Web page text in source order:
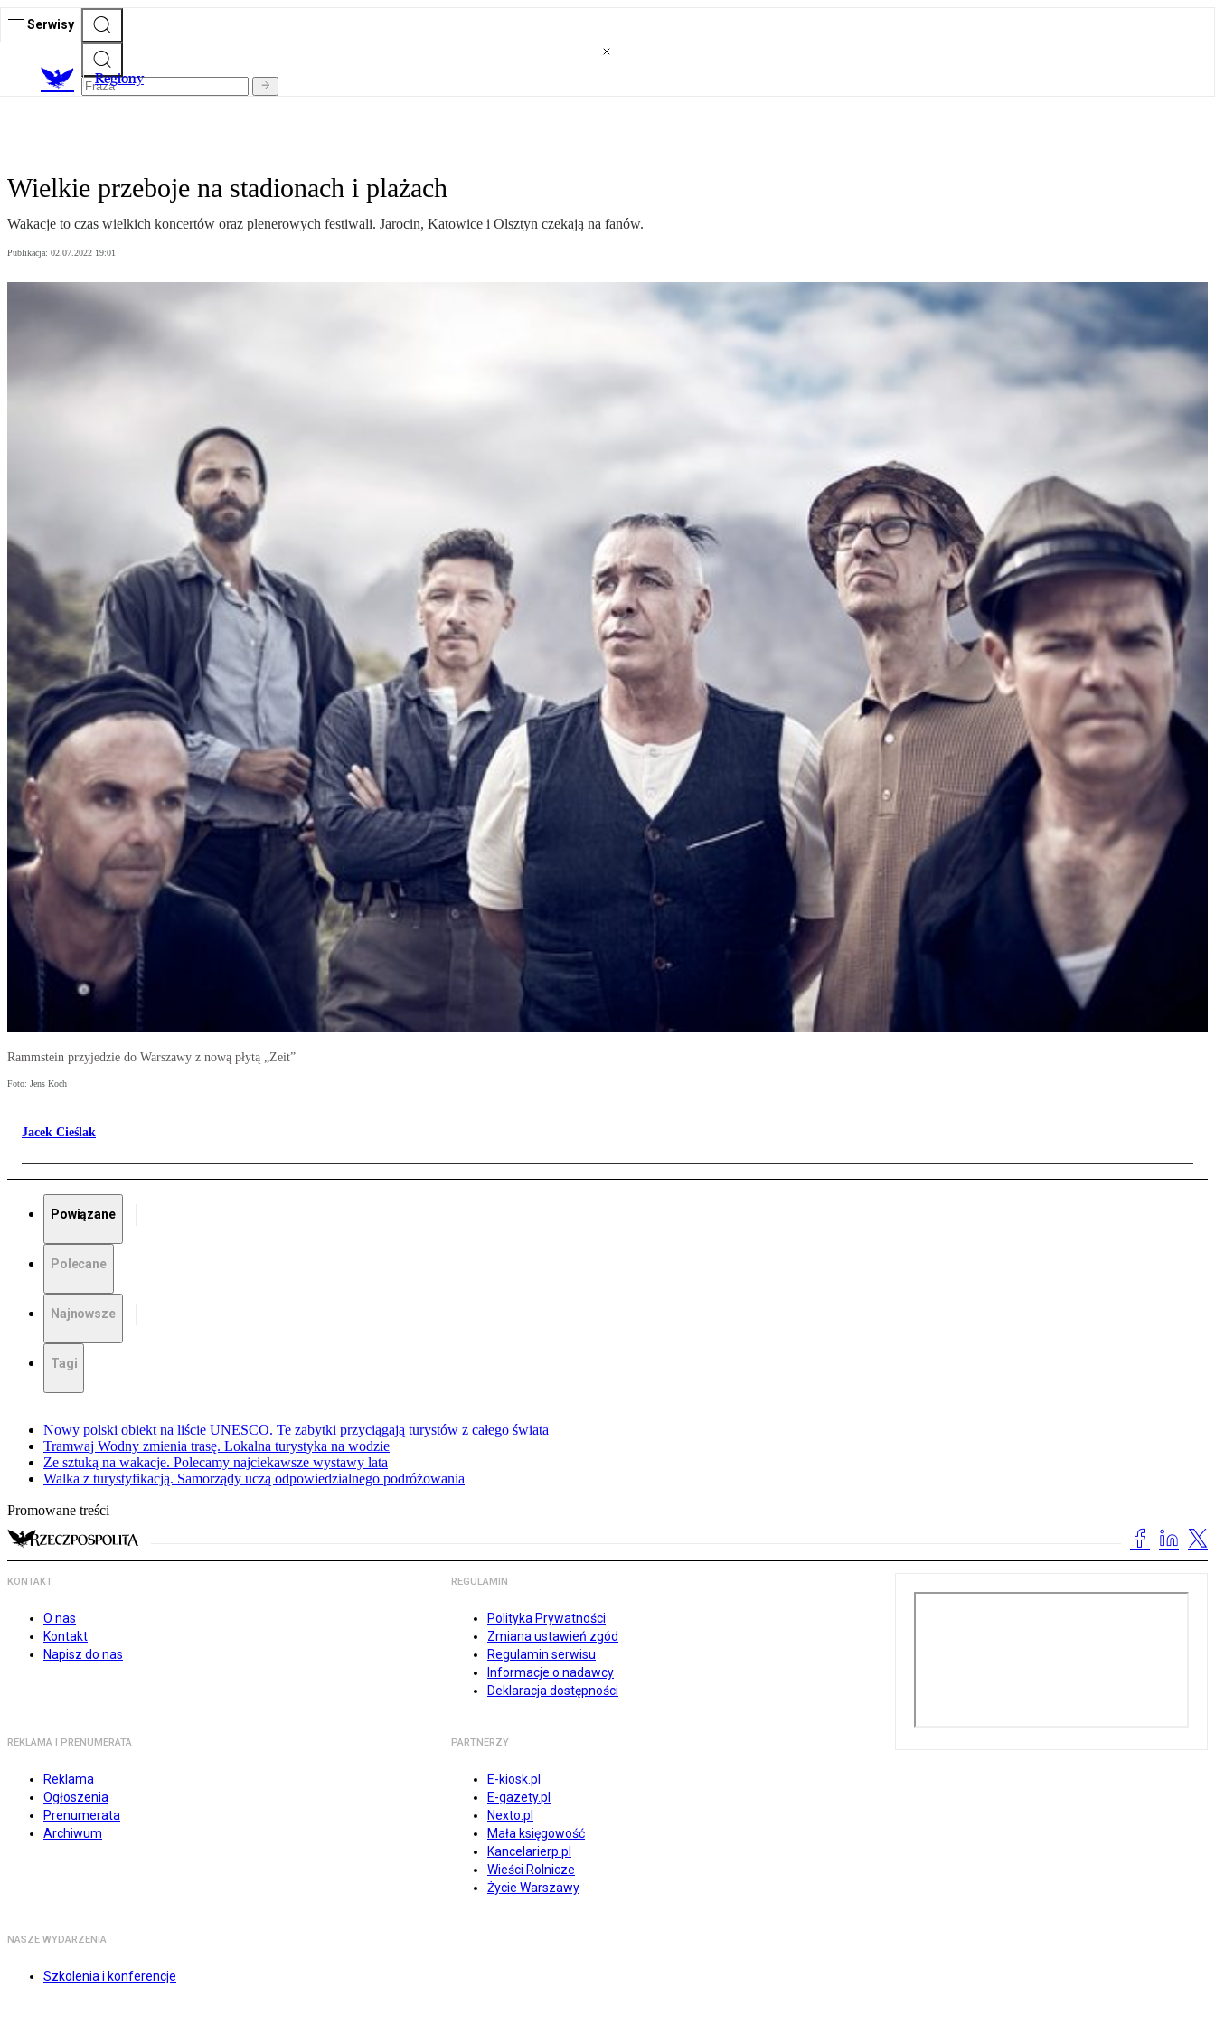
Serwisy
Regiony
Wielkie przeboje na stadionach i plażach
Wakacje to czas wielkich koncertów oraz plenerowych festiwali. Jarocin, Katowice i Olsztyn czekają na fanów.
Publikacja: 02.07.2022 19:01
Rammstein przyjedzie do Warszawy z nową płytą „Zeit”
Foto: Jens Koch
Jacek Cieślak
Powiązane
Polecane
Najnowsze
Tagi
Nowy polski obiekt na liście UNESCO. Te zabytki przyciągają turystów z całego świata
Tramwaj Wodny zmienia trasę. Lokalna turystyka na wodzie
Ze sztuką na wakacje. Polecamy najciekawsze wystawy lata
Walka z turystyfikacją. Samorządy uczą odpowiedzialnego podróżowania
Promowane treści
KONTAKT
O nas
Kontakt
Napisz do nas
REGULAMIN
Polityka Prywatności
Zmiana ustawień zgód
Regulamin serwisu
Informacje o nadawcy
Deklaracja dostępności
REKLAMA I PRENUMERATA
Reklama
Ogłoszenia
Prenumerata
Archiwum
PARTNERZY
E-kiosk.pl
E-gazety.pl
Nexto.pl
Mała księgowość
Kancelarierp.pl
Wieści Rolnicze
Życie Warszawy
NASZE WYDARZENIA
Szkolenia i konferencje